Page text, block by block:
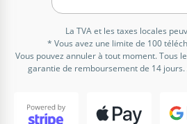
La TVA et les taxes locales
* Vous avez une limite de 100
Vous pouvez annuler à tout moment. Tous
garantie de remboursement de 14 jours.